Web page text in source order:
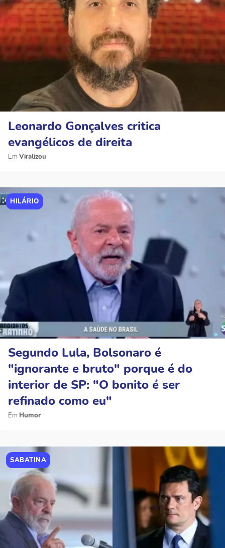
Leonardo Gonçalves critica
evangélicos de direita
Viralizou
HILÁRIO
Segundo Lula, Bolsonaro é
"ignorante e bruto" porque é do
interior de SP: "O bonito é ser
refinado como eu"
Humor
SABATINA